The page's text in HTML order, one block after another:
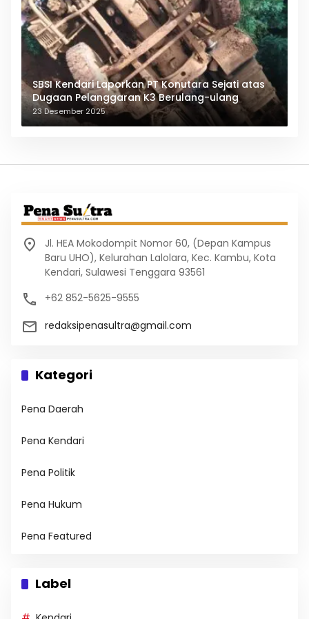
SBSI Kendari Laporkan PT Konutara Sejati atas
Dugaan Pelanggaran K3 Berulang-ulang
23 Desember 2025
Jl. HEA Mokodompit Nomor 60, (Depan Kampus
Baru UHO), Kelurahan Lalolara, Kec. Kambu, Kota
Kendari, Sulawesi Tenggara 93561
+62 852-5625-9555
redaksipenasultra@gmail.com
Kategori
Pena Daerah
Pena Kendari
Pena Politik
Pena Hukum
Pena Featured
Label